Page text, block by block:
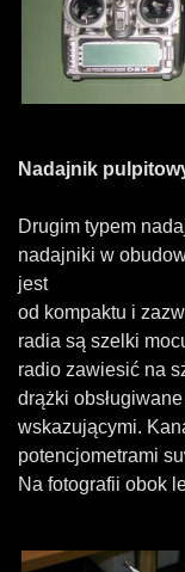
Nadajnik
Drugim typem
nadajniki w
jest
od kompaktu i
radia są szelki
radio zawiesić na
drążki
wskazującymi.
potencjometrami
Na fotografii obok